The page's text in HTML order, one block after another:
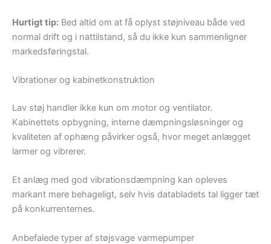
Hurtigt tip: Bed altid om at få oplyst støjniveau både ved
normal drift og i nattilstand, så du ikke kun sammenligner
markedsføringstal.
Vibrationer og kabinetkonstruktion
Lav støj handler ikke kun om motor og ventilator.
Kabinettets opbygning, interne dæmpningsløsninger og
kvaliteten af ophæng påvirker også, hvor meget anlægget
larmer og vibrerer.
Et anlæg med god vibrationsdæmpning kan opleves
markant mere behageligt, selv hvis databladets tal ligger tæt
på konkurrenternes.
Anbefalede typer af støjsvage varmepumper